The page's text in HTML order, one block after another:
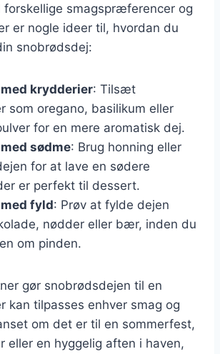
forskellige smagspræferencer og
er nogle ideer til, hvordan du
snobrødsdej:
krydderier: Tilsæt
som oregano, basilikum eller
for en mere aromatisk dej.
sødme: Brug honning eller
for at lave en sødere
er perfekt til dessert.
fyld: Prøv at fylde dejen
nødder eller bær, inden du
om pinden.
gør snobrødsdejen til en
kan tilpasses enhver smag og
om det er til en sommerfest,
eller en hyggelig aften i haven,